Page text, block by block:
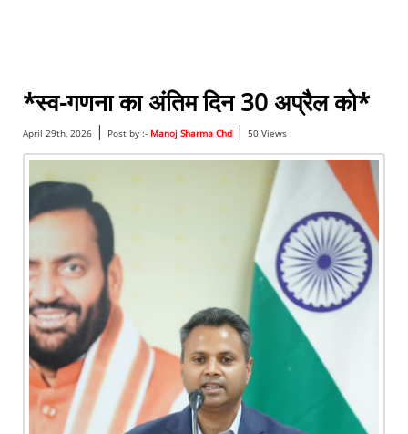
*स्व-गणना का अंतिम दिन 30 अप्रैल को*
April 29th, 2026| Post by :- Manoj Sharma Chd| 50 Views